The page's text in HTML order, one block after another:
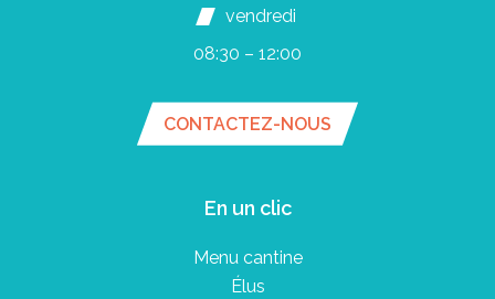
vendredi
08:30 – 12:00
CONTACTEZ-NOUS
En un clic
Menu cantine
Élus